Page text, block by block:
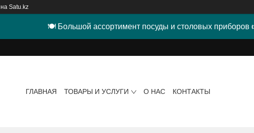
на Satu.kz
🍽 Большой ассортимент посуды и столовых приборов
ГЛАВНАЯ ТОВАРЫ И УСЛУГИ О НАС КОНТАКТЫ